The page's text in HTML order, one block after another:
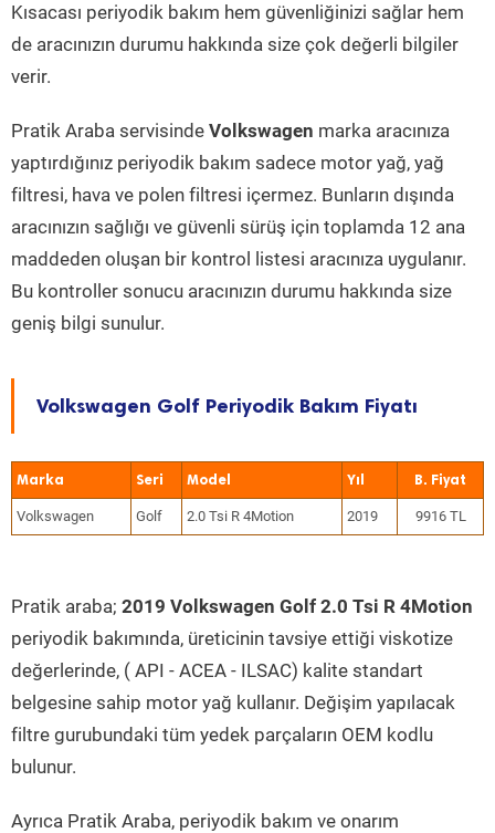
Kısacası periyodik bakım hem güvenliğinizi sağlar hem
de aracınızın durumu hakkında size çok değerli bilgiler
verir.
Pratik Araba servisinde Volkswagen marka aracınıza
yaptırdığınız periyodik bakım sadece motor yağ, yağ
filtresi, hava ve polen filtresi içermez. Bunların dışında
aracınızın sağlığı ve güvenli sürüş için toplamda 12 ana
maddeden oluşan bir kontrol listesi aracınıza uygulanır.
Bu kontroller sonucu aracınızın durumu hakkında size
geniş bilgi sunulur.
Volkswagen Golf Periyodik Bakım Fiyatı
Marka Seri Model Yıl
Volkswagen Golf 2.0 Tsi R 4Motion 2019 9916 TL
Pratik araba; 2019 Volkswagen Golf 2.0 Tsi R 4Motion
periyodik bakımında, üreticinin tavsiye ettiği viskotize
değerlerinde, ( API - ACEA - ILSAC) kalite standart
belgesine sahip motor yağ kullanır. Değişim yapılacak
filtre gurubundaki tüm yedek parçaların OEM kodlu
bulunur.
Ayrıca Pratik Araba, periyodik bakım ve onarım